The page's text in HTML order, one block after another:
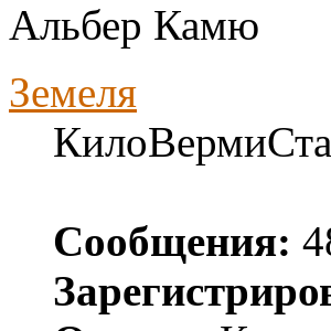
Альбер Камю
Земеля
Сообщения: